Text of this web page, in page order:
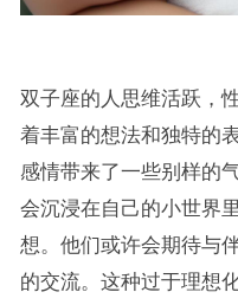
双子座的人思维活跃，
着丰富的想法和独特的
感情带来了一些别样的
会沉浸在自己的小世界
想。他们或许会期待与
的交流。这种过于理想